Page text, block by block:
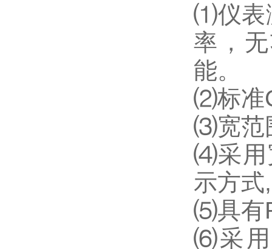
⑴仪表
率，
能。
⑵标准
⑶宽
⑷采
示方式
⑸具有
⑹采